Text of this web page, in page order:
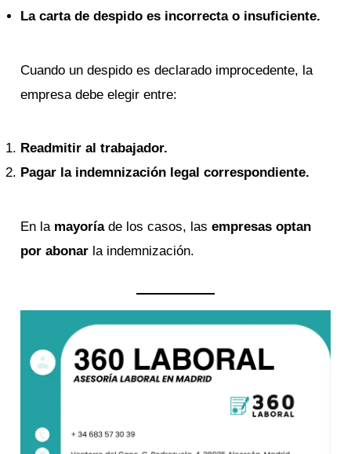
La carta de despido es incorrecta o insuficiente.
Cuando un despido es declarado improcedente, la
empresa debe elegir entre:
Readmitir al trabajador.
Pagar la indemnización legal correspondiente.
En la mayoríade los casos, lasempresas optan
por abonar la indemnización.